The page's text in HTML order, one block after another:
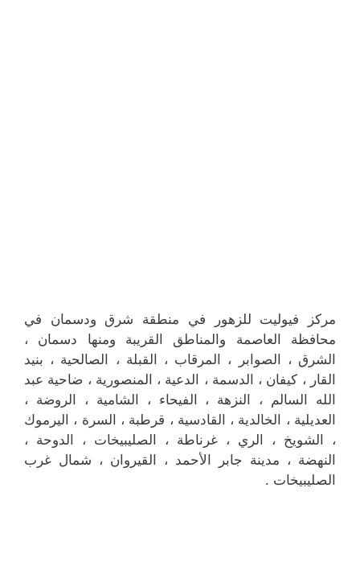
مركز فيوليت للزهور في منطقة شرق ودسمان في
محافظة العاصمة والمناطق القريبة ‎ومنها دسمان ،
الشرق ، الصوابر ، المرقاب ، القبلة ، الصالحية ، بنيد
القار ، كيفان ، الدسمة ، الدعية ، المنصورية ، ضاحية عبد
الله السالم ، النزهة ، الفيحاء ، الشامية ، الروضة ،
العديلية ، الخالدية ، القادسية ، قرطبة ، السرة ، اليرموك
، الشويخ ، الري ، غرناطة ، الصليبيخات ، الدوحة ،
النهضة ، مدينة جابر الأحمد ، القيروان ، شمال غرب
الصليبيخات .